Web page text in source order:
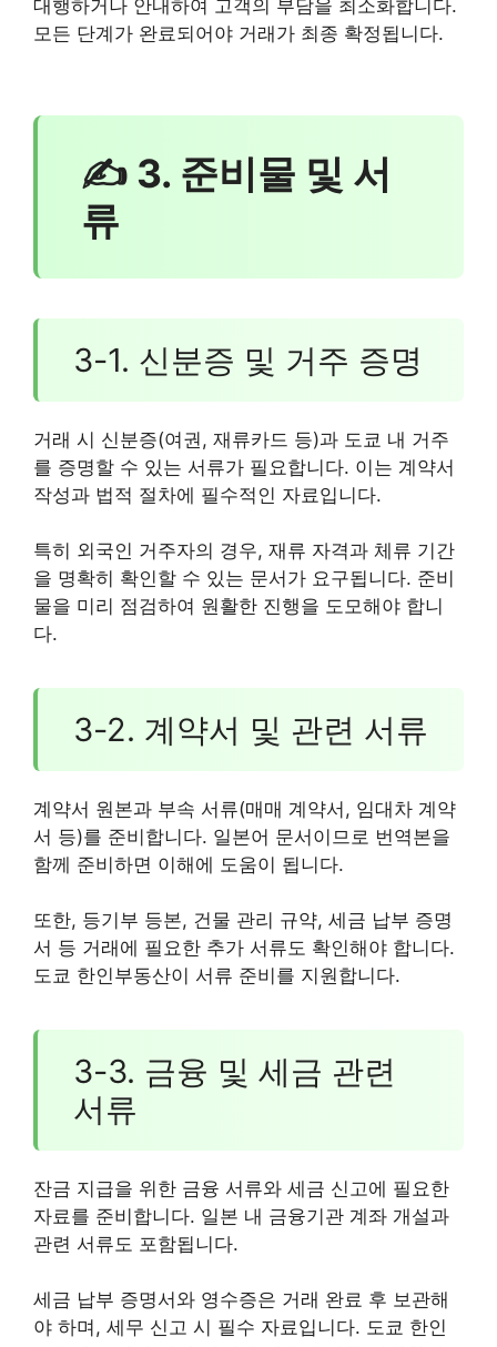
대행하거나 안내하여 고객의 부담을 최소화합니다.
모든 단계가 완료되어야 거래가 최종 확정됩니다.
✍ 3. 준비물 및 서
류
3-1. 신분증 및 거주 증명
거래 시 신분증(여권, 재류카드 등)과 도쿄 내 거주
를 증명할 수 있는 서류가 필요합니다. 이는 계약서
작성과 법적 절차에 필수적인 자료입니다.
특히 외국인 거주자의 경우, 재류 자격과 체류 기간
을 명확히 확인할 수 있는 문서가 요구됩니다. 준비
물을 미리 점검하여 원활한 진행을 도모해야 합니
다.
3-2. 계약서 및 관련 서류
계약서 원본과 부속 서류(매매 계약서, 임대차 계약
서 등)를 준비합니다. 일본어 문서이므로 번역본을
함께 준비하면 이해에 도움이 됩니다.
또한, 등기부 등본, 건물 관리 규약, 세금 납부 증명
서 등 거래에 필요한 추가 서류도 확인해야 합니다.
도쿄 한인부동산이 서류 준비를 지원합니다.
3-3. 금융 및 세금 관련
서류
잔금 지급을 위한 금융 서류와 세금 신고에 필요한
자료를 준비합니다. 일본 내 금융기관 계좌 개설과
관련 서류도 포함됩니다.
세금 납부 증명서와 영수증은 거래 완료 후 보관해
야 하며, 세무 신고 시 필수 자료입니다. 도쿄 한인